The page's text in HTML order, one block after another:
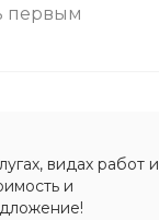
первым
видах работ и
и